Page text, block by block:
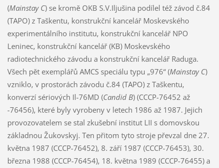
(Mainstay C) se kromě OKB S.V.Iljušina podílel též závod č.84
(TAPO) z Taškentu, konstrukční kancelář Moskevského
experimentálního institutu, konstrukční kancelář NPO
Leninec, konstrukční kancelář (KB) Moskevského
radiotechnického závodu a konstrukční kancelář Raduga.
Všech pět exemplářů AMCS speciálu typu „976“ (Mainstay C)
vzniklo, v prostorách závodu č.84 (TAPO) z Taškentu,
konverzí sériových Il-76MD (Candid B) (CCCP-76452 až
-76456), které byly vyrobeny v letech 1986 až 1987. Jejich
provozovatelem se stal zkušební institut LII s domovskou
základnou Žukovskyj. Ten přitom tyto stroje převzal dne 27.
května 1987 (CCCP-76452), 8. září 1987 (CCCP-76453), 30.
března 1988 (CCCP-76454), 18. května 1989 (CCCP-76455) a